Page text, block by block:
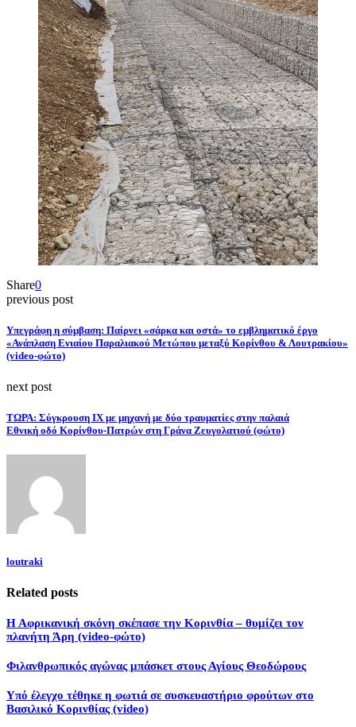
Share0
previous post
Υπεγράφη η σύμβαση: Παίρνει «σάρκα και οστά» το εμβληματικό έργο
«Ανάπλαση Ενιαίου Παραλιακού Μετώπου μεταξύ Κορίνθου & Λουτρακίου»
(video-φώτο)
next post
ΤΩΡΑ: Σύγκρουση ΙΧ με μηχανή με δύο τραυματίες στην παλαιά
Εθνική οδό Κορίνθου-Πατρών στη Γράνα Ζευγολατιού (φώτο)
loutraki
Related posts
H Aφρικανική σκόνη σκέπασε την Κορινθία – θυμίζει τον
πλανήτη Άρη (video-φώτο)
Φιλανθρωπικός αγώνας μπάσκετ στους Αγίους Θεοδώρους
Yπό έλεγχο τέθηκε η φωτιά σε συσκευαστήριο φρούτων στο
Βασιλικό Κορινθίας (video)